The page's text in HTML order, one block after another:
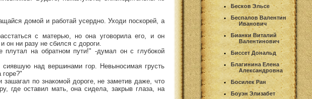
домой и работай усердно. Уходи поскорей, а
с матерью, но она уговорила его, и он
он ни разу не сбился с дороги.
плутал на обратном пути!" -думал он с глубокой
над вершинами гор. Невыносимая грусть
по знакомой дороге, не заметив даже, что
где оставил мать, она сидела, закрыв глаза, на
Бесков Эльсе
Беспалов Валентин
Иванович
Бианки Виталий
Валентинович
Биссет Дональд
Благинина Елена
Александровна
Босилек Ран
Боуэн Элизабет